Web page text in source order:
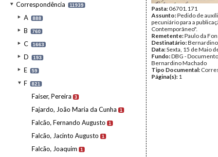
Correspondência 11939
A 888
B 760
C 1663
D 193
E 59
F 821
Faiser, Pereira 3
Fajardo, João Maria da Cunha 1
Falcão, Fernando Augusto 1
Falcão, Jacinto Augusto 1
Falcão, Joaquim 1
Pasta:06701.171
Assunto:Pedido de
pecuniário para a
Contemporâneo".
Remetente:Paulo da
Destinatário:
Data:Sexta, 15 de Maio
Fundo:DBG -
Bernardino Machado
Tipo Documental:
Página(s): 1